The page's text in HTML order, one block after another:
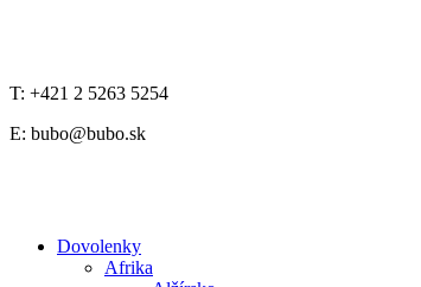
T: +421 2 5263 5254
E: bubo@bubo.sk
Dovolenky
Afrika